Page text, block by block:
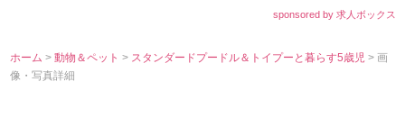
sponsored by 求人ボックス
ホーム >動物＆ペット> スタンダードプードル＆トイプーと暮らす5歳児> 画
像・写真詳細